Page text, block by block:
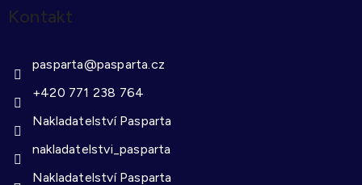
Kontakt
pasparta@pasparta.cz
+420 771 238 764
Nakladatelství Pasparta
nakladatelstvi_pasparta
Nakladatelství Pasparta